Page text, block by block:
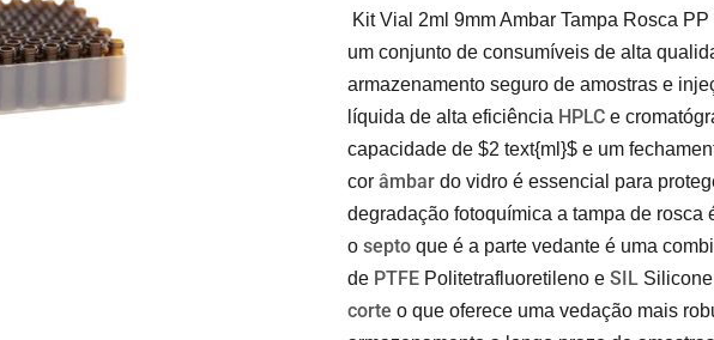
Kit Vial 2ml 9mm Ambar Tampa Rosca
um conjunto de consumíveis de alta
armazenamento seguro de amostras e
líquida de alta eficiência HPLC e
capacidade de $2 text{ml}$ e um
cor âmbar do vidro é essencial para
degradação fotoquímica a tampa de
o septo que é a parte vedante é uma
de PTFE Politetrafluoretileno e SIL
corte o que oferece uma vedação mais